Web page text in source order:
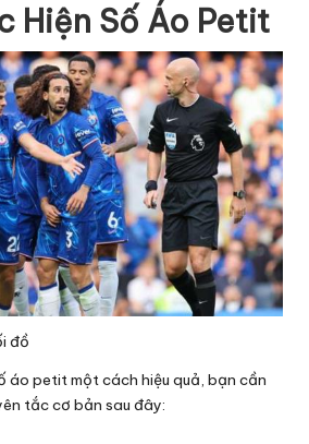
Hiện Số Áo Petit
đồ
áo petit một cách hiệu quả, bạn cần
tắc cơ bản sau đây: